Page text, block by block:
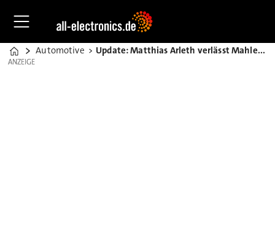
Home
Automotive Update: Matthias Arleth verlässt Mahle nach 4 Monaten
ANZEIGE
ANZEIGE